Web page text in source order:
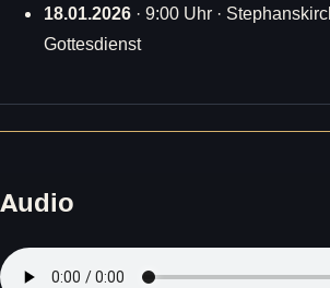
18.01.2026 · 9:00 Uhr ·
Gottesdienst
Audio